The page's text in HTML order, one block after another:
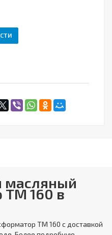
масляный
ТМ 160 в
ТМ 160 с доставкой